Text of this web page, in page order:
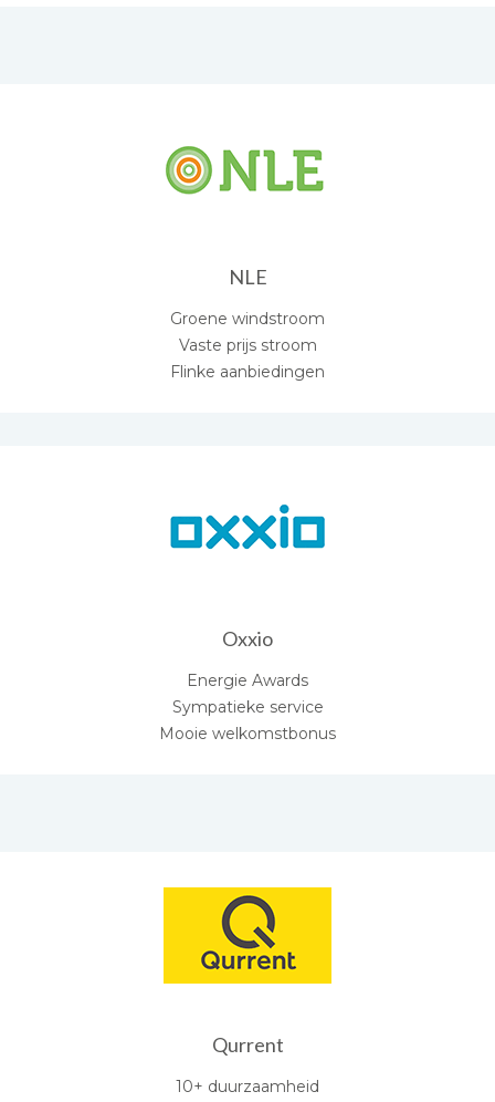
NLE
Groene windstroom
Vaste prijs stroom
Flinke aanbiedingen
Oxxio
Energie Awards
Sympatieke service
Mooie welkomstbonus
Qurrent
10+ duurzaamheid